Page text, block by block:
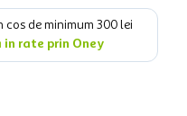
cos de minimum 300 lei
rate prin Oney